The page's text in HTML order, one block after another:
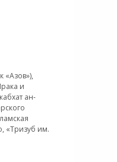
«Азов»),
и
ан-
«Тризуб им.